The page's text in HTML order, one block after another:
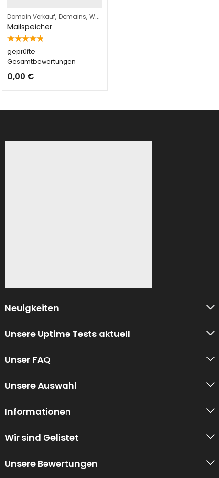
Domain Verkauf, Domains, Webhosting
Mailspeicher
mit5.00
von 5
geprüfte
Gesamtbewertungen
0,00 €
Neuigkeiten
Unsere Uptime Tests aktuell
Unser FAQ
Unsere Auswahl
Informationen
Wir sind Gelistet
Unsere Bewertungen